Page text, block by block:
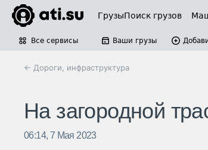
ГрузыПоиск грузов
Все сервисы Ваши грузы
← Дороги, инфраструктура
На загородной
06:14, 7 Мая 2023